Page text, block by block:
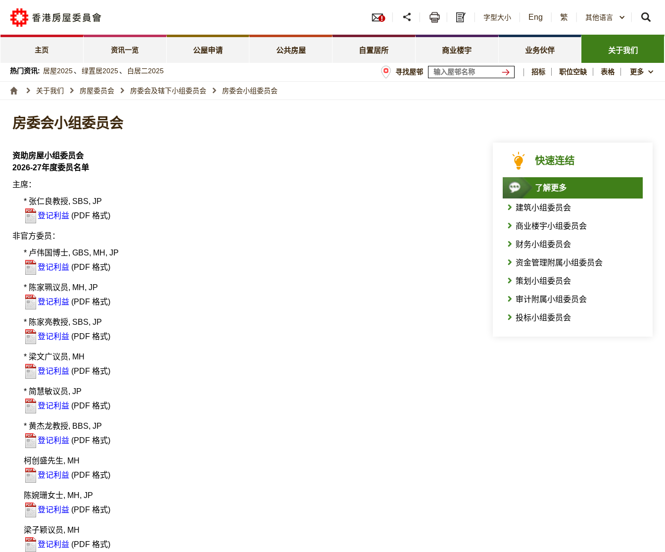
字型大小 Eng 繁 其他语言
主页 资讯一览 公屋申请
「天伦乐」优先配屋计划
公共房屋
租金相关事宜
屋邨管理
自置居所
绿表置居计划
居屋第二市场 商业楼宇
招标及中标公告
房委会商场
业务伙伴
房委会名册登记
资源库
优质居所
关于我们
新闻中心
社区参与
热门资讯: 居屋2025、 绿置居2025、 白居二2025 寻找屋邨 招标 职位空缺 表格 更多
关于我们 房屋委员会 房委会及辖下小组委员会 房委会小组委员会
房委会小组委员会
资助房屋小组委员会
2026-27年度委员名单
主席：
* 张仁良教授, SBS, JP
登记利益 (PDF 格式)
非官方委员：
* 卢伟国博士, GBS, MH, JP
登记利益 (PDF 格式)
* 陈家珮议员, MH, JP
登记利益 (PDF 格式)
* 陈家亮教授, SBS, JP
登记利益 (PDF 格式)
* 梁文广议员, MH
登记利益 (PDF 格式)
* 简慧敏议员, JP
登记利益 (PDF 格式)
* 黄杰龙教授, BBS, JP
登记利益 (PDF 格式)
柯创盛先生, MH
登记利益 (PDF 格式)
陈婉珊女士, MH, JP
登记利益 (PDF 格式)
梁子颖议员, MH
登记利益 (PDF 格式)
快速连结
了解更多
建筑小组委员会
商业楼宇小组委员会
财务小组委员会
资金管理附属小组委员会
策划小组委员会
审计附属小组委员会
投标小组委员会